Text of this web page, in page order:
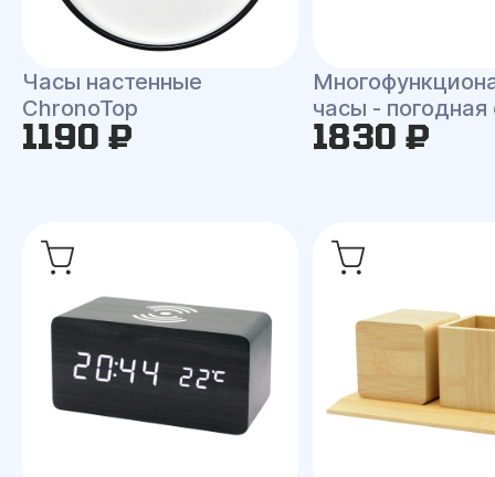
Часы настенные
ChronoTop
1190 ₽
часы - погодная
1830 ₽